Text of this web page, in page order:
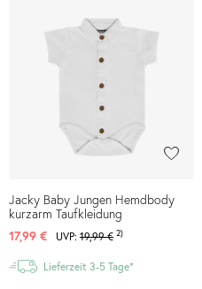
Jacky Baby Jungen Hemdbody
kurzarm Taufkleidung
17,99 €
UVP: 19,99 € 2)
Lieferzeit 3-5 Tage*